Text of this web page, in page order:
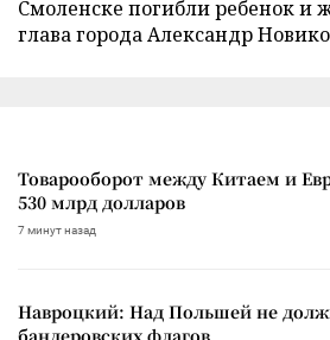
Смоленске погибли ребенок и
глава города Александр
Товарооборот между Китаем и
530 млрд долларов
7 минут назад
Навроцкий: Над Польшей не
бандеровских флагов